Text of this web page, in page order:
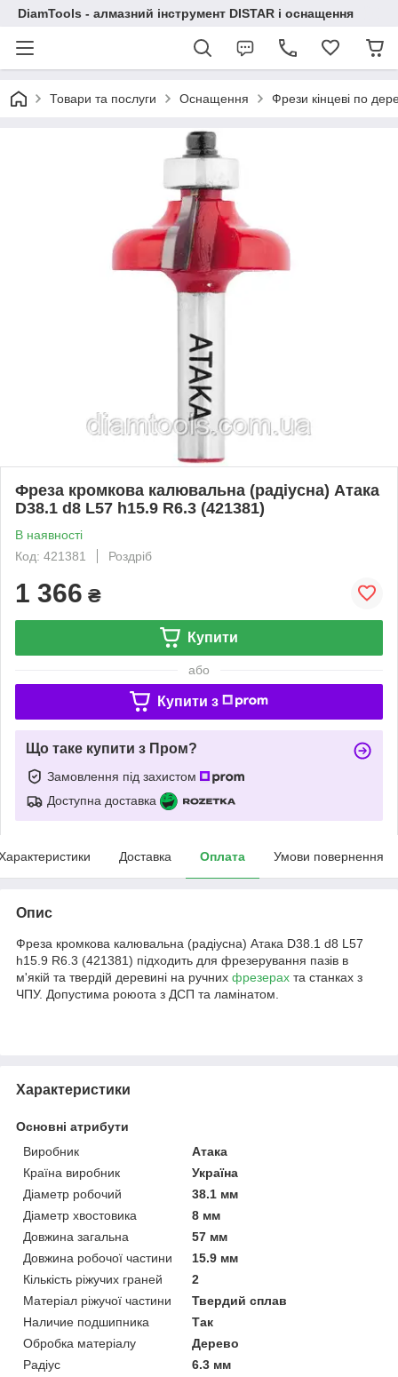
DiamTools - алмазний інструмент DISTAR і оснащення
Товари та послуги Оснащення Фрези кінцеві по
Фреза кромкова калювальна (радіусна) Атака
D38.1 d8 L57 h15.9 R6.3 (421381)
В наявності
Код: 421381
Роздріб
1 366 ₴
Купити
або
Купити з
Що таке купити з Пром?
Замовлення під захистом
Доступна доставка
Доставка Оплата Умови повернення
Опис
Фреза кромкова калювальна (радіусна) Атака D38.1 d8 L57
h15.9 R6.3 (421381) підходить для фрезерування пазів в
м'якій та твердій деревині на ручних фрезерах та станках з
ЧПУ. Допустима роюота з ДСП та ламінатом.
Характеристики
Основні атрибути
Виробник
Атака
Країна виробник
Україна
Діаметр робочий
38.1 мм
Діаметр хвостовика
8 мм
Довжина загальна
57 мм
Довжина робочої частини
15.9 мм
Кількість ріжучих граней
2
Матеріал ріжучої частини
Твердий сплав
Наличие подшипника
Так
Обробка матеріалу
Дерево
Радіус
6.3 мм